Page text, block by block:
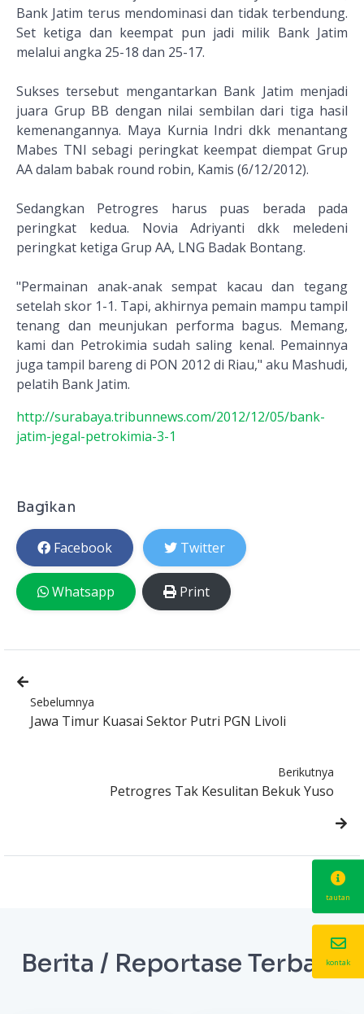
Bank Jatim terus mendominasi dan tidak terbendung.
Set ketiga dan keempat pun jadi milik Bank Jatim
melalui angka 25-18 dan 25-17.
Sukses tersebut mengantarkan Bank Jatim menjadi
juara Grup BB dengan nilai sembilan dari tiga hasil
kemenangannya. Maya Kurnia Indri dkk menantang
Mabes TNI sebagi peringkat keempat diempat Grup
AA dalam babak round robin, Kamis (6/12/2012).
Sedangkan Petrogres harus puas berada pada
peringkat kedua. Novia Adriyanti dkk meledeni
peringkat ketiga Grup AA, LNG Badak Bontang.
"Permainan anak-anak sempat kacau dan tegang
setelah skor 1-1. Tapi, akhirnya pemain mampu tampil
tenang dan meunjukan performa bagus. Memang,
kami dan Petrokimia sudah saling kenal. Pemainnya
juga tampil bareng di PON 2012 di Riau," aku Mashudi,
pelatih Bank Jatim.
http://surabaya.tribunnews.com/2012/12/05/bank-
jatim-jegal-petrokimia-3-1
Bagikan
Facebook Twitter
Whatsapp Print
Sebelumnya
Jawa Timur Kuasai Sektor Putri PGN Livoli
Berikutnya
Petrogres Tak Kesulitan Bekuk Yuso
Berita / Reportase Terbaru
tautan
kontak